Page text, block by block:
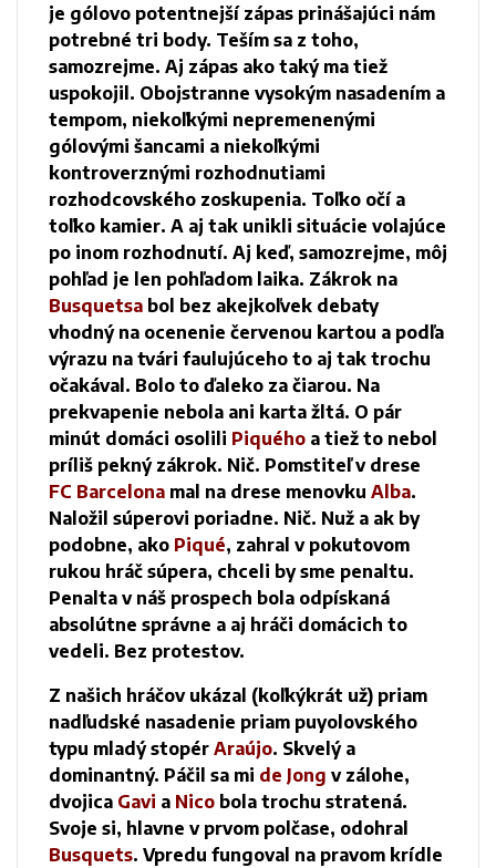
je gólovo potentnejší zápas prinášajúci nám
potrebné tri body. Teším sa z toho,
samozrejme. Aj zápas ako taký ma tiež
uspokojil. Obojstranne vysokým nasadením a
tempom, niekoľkými nepremenenými
gólovými šancami a niekoľkými
kontroverznými rozhodnutiami
rozhodcovského zoskupenia. Toľko očí a
toľko kamier. A aj tak unikli situácie volajúce
po inom rozhodnutí. Aj keď, samozrejme, môj
pohľad je len pohľadom laika. Zákrok na
Busquetsa bol bez akejkoľvek debaty
vhodný na ocenenie červenou kartou a podľa
výrazu na tvári faulujúceho to aj tak trochu
očakával. Bolo to ďaleko za čiarou. Na
prekvapenie nebola ani karta žltá. O pár
minút domáci osolili Piquého a tiež to nebol
príliš pekný zákrok. Nič. Pomstiteľ v drese
FC Barcelona mal na drese menovku Alba.
Naložil súperovi poriadne. Nič. Nuž a ak by
podobne, ako Piqué, zahral v pokutovom
rukou hráč súpera, chceli by sme penaltu.
Penalta v náš prospech bola odpískaná
absolútne správne a aj hráči domácich to
vedeli. Bez protestov.
Z našich hráčov ukázal (koľkýkrát už) priam
nadľudské nasadenie priam puyolovského
typu mladý stopér Araújo. Skvelý a
dominantný. Páčil sa mi de Jong v zálohe,
dvojica Gavi a Nico bola trochu stratená.
Svoje si, hlavne v prvom polčase, odohral
Busquets. Vpredu fungoval na pravom krídle